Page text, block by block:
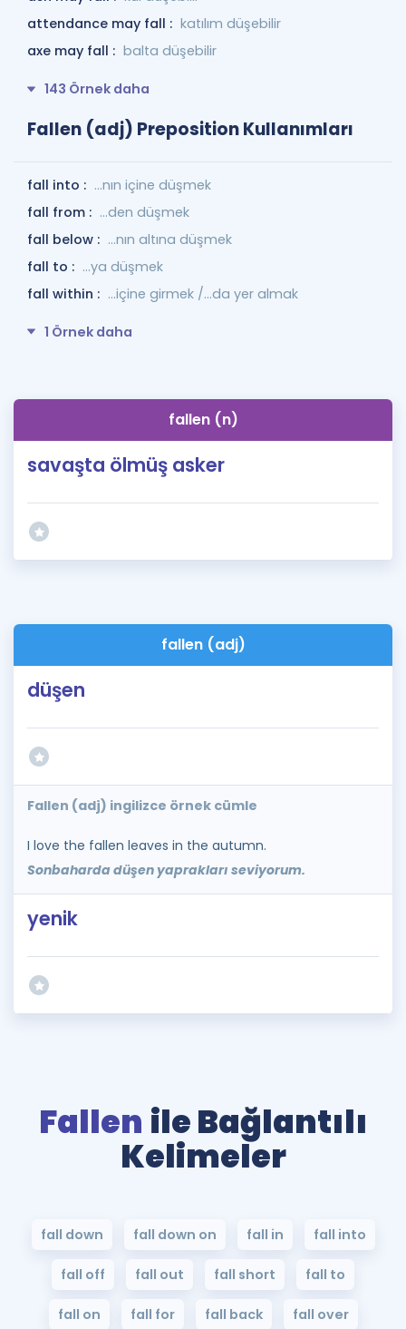
attendance may fall : katılım düşebilir
axe may fall : balta düşebilir
143 Örnek daha
Fallen (adj) Preposition Kullanımları
fall into : ...nın içine düşmek
fall from : ...den düşmek
fall below : ...nın altına düşmek
fall to : ...ya düşmek
fall within : ...içine girmek /...da yer almak
1 Örnek daha
fallen (n)
savaşta ölmüş asker
fallen (adj)
düşen
Fallen (adj) ingilizce örnek cümle
I love the fallen leaves in the autumn.
Sonbaharda düşen yaprakları seviyorum.
yenik
Fallen ile Bağlantılı
Kelimeler
fall down fall down on fall in fall into
fall off fall out fall short fall to
fall on fall for fall back fall over